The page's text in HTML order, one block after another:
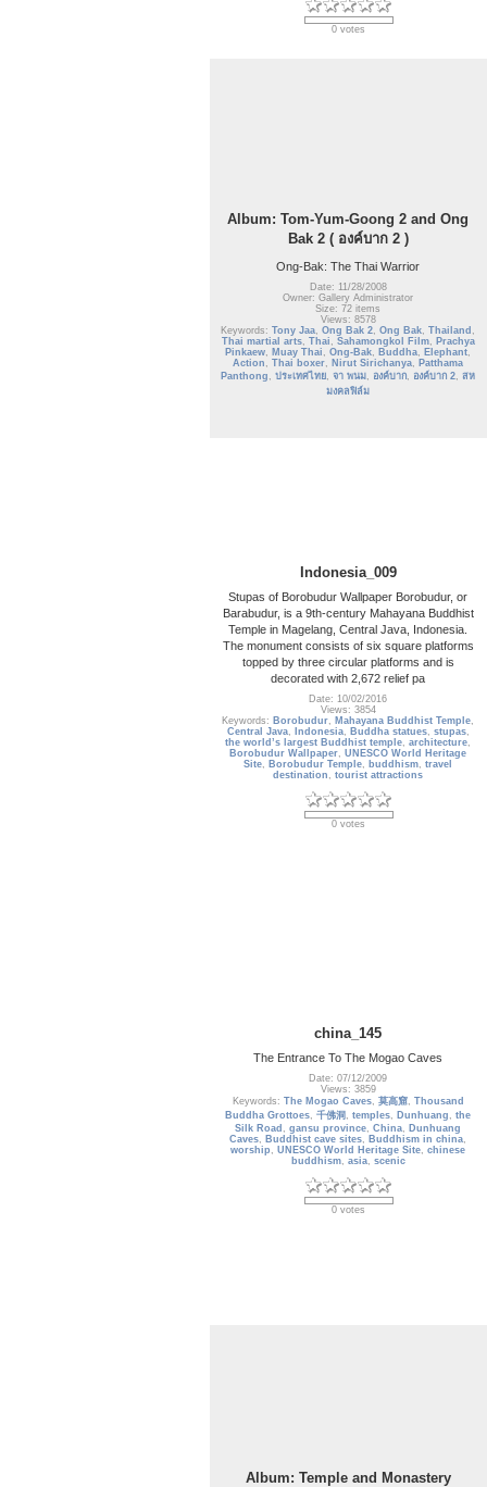
0 votes
Album: Tom-Yum-Goong 2 and Ong
Bak 2 ( องค์บาก 2 )
Ong-Bak: The Thai Warrior
Date: 11/28/2008
Owner: Gallery Administrator
Size: 72 items
Views: 8578
Keywords:Tony Jaa,Ong Bak 2,Ong Bak,Thailand ,
Thai martial arts, Thai , Sahamongkol Film, Prachya
Pinkaew, Muay Thai ,Ong-Bak, Buddha, Elephant,
Action ,Thai boxer, Nirut Sirichanya, Patthama
Panthong ,ประเทศไทย,จา พนม, องค์บาก, องค์บาก 2,สห
มงคลฟิล์ม
Indonesia_009
Stupas of Borobudur Wallpaper Borobudur, or
Barabudur, is a 9th-century Mahayana Buddhist
Temple in Magelang, Central Java, Indonesia.
The monument consists of six square platforms
topped by three circular platforms and is
decorated with 2,672 relief pa
Date: 10/02/2016
Views: 3854
Keywords: Borobudur, Mahayana Buddhist Temple,
Central Java, Indonesia, Buddha statues, stupas,
the world’s largest Buddhist temple,architecture,
Borobudur Wallpaper,UNESCO World Heritage
Site, Borobudur Temple, buddhism,travel
destination ,tourist attractions
0 votes
china_145
The Entrance To The Mogao Caves
Date: 07/12/2009
Views: 3859
Keywords: The Mogao Caves, 莫高窟, Thousand
Buddha Grottoes,千佛洞 ,temples, Dunhuang ,the
Silk Road ,gansu province,China, Dunhuang
Caves, Buddhist cave sites, Buddhism in china,
worship ,UNESCO World Heritage Site,chinese
buddhism, asia, scenic
0 votes
Album: Temple and Monastery